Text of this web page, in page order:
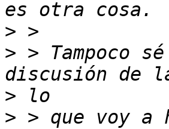
>
> > Tampoco
>
> > que voy a